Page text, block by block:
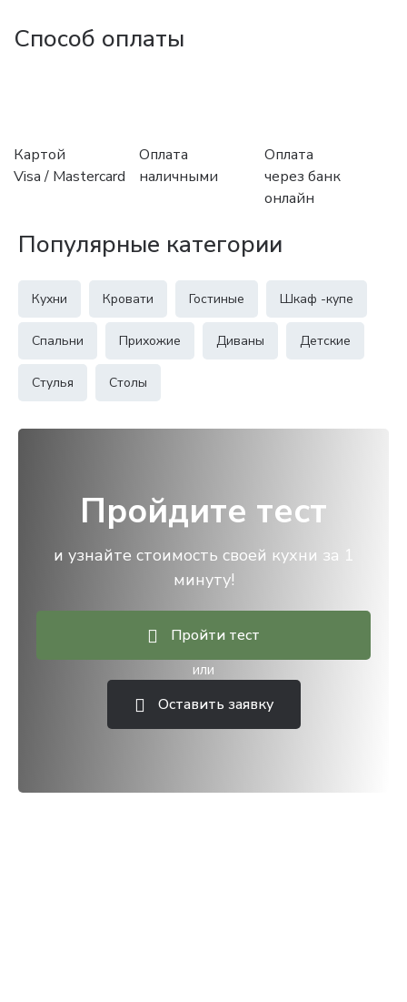
Способ оплаты
Картой
Visa / Mastercard
Оплата
наличными
Оплата
через банк
онлайн
Популярные категории
Кухни Кровати Гостиные Шкаф -купе
Спальни Прихожие Диваны Детские
Стулья Столы
Пройдите тест
и узнайте стоимость своей кухни за 1
минуту!
Пройти тест
или
Оставить заявку